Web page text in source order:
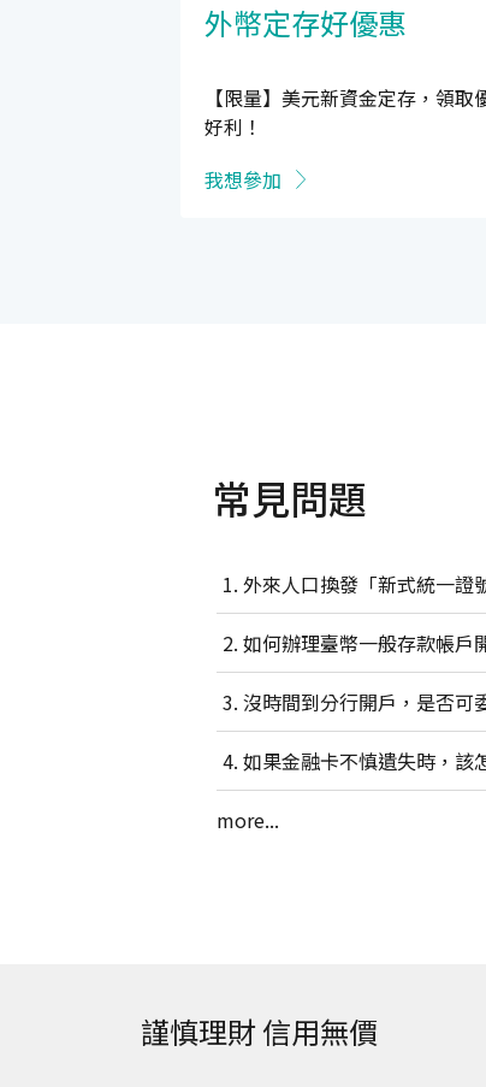
外幣定存好優惠
【限量】美元新資金定存，領取
好利！
我想參加
常見問題
外來人口換發「新式統一證
如何辦理臺幣一般存款帳戶
沒時間到分行開戶，是否可
如果金融卡不慎遺失時，該
more...
謹慎理財 信用無價